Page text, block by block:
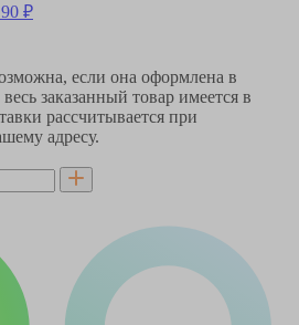
₽
если она оформлена в
весь заказанный товар имеется в
рассчитывается при
адресу.